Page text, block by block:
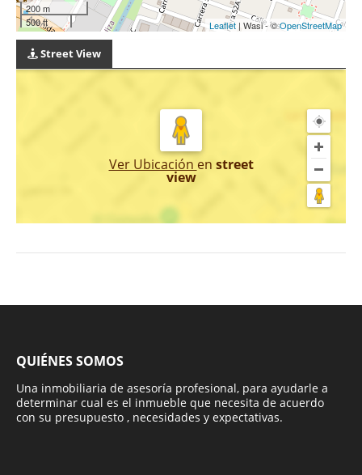
200 m
500 ft
Leaflet | Wasi - ©OpenStreetMap
Street View
Ver Ubicación en street
view
QUIÉNES SOMOS
Una inmobiliaria de asesoría profesional, para ayudarle a
determinar cual es el inmueble que necesita de acuerdo
con su presupuesto , necesidades y expectativas.